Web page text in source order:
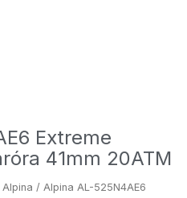
Extreme
41mm 20ATM
Alpina / Alpina AL-525N4AE6